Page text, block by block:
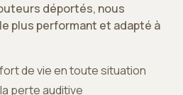
déportés, nous
plus performant et adapté à
de vie en toute situation
perte auditive